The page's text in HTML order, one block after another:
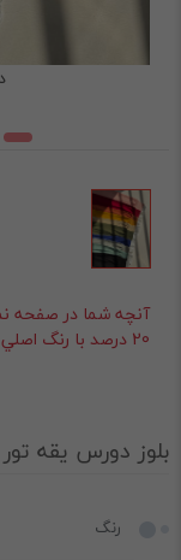
آنچه شما در صفحه
20 درصد با رنگ اصلي لباس متفاوت باشد
بلوز دورس یقه تور
رنگ